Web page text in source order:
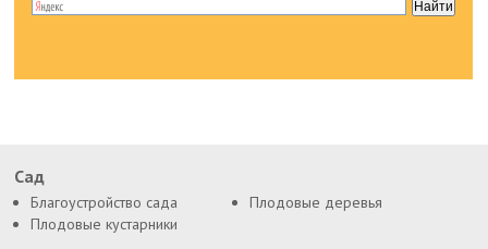
Сад
Благоустройство сада
Плодовые деревья
Плодовые кустарники